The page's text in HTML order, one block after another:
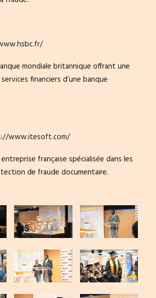
mondiale britannique offrant une
financiers d’une banque
www.itesoft.com/
française spécialisée dans les
de fraude documentaire.